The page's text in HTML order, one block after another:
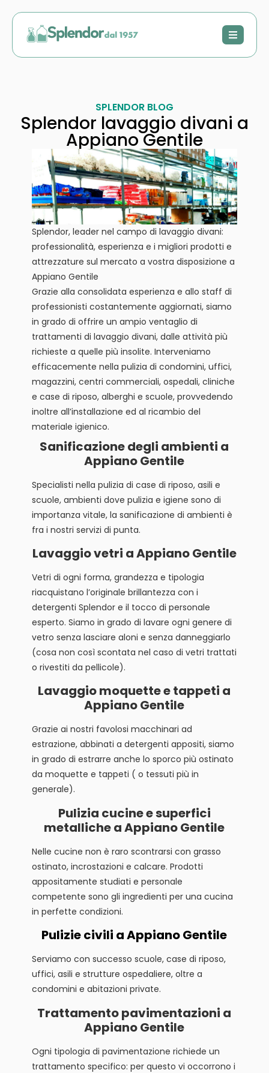
SPLENDOR BLOG
Splendor lavaggio divani a
Appiano Gentile
Splendor, leader nel campo di lavaggio divani:
professionalità, esperienza e i migliori prodotti e
attrezzature sul mercato a vostra disposizione a
Appiano Gentile
Grazie alla consolidata esperienza e allo staff di
professionisti costantemente aggiornati, siamo
in grado di offrire un ampio ventaglio di
trattamenti di lavaggio divani, dalle attività più
richieste a quelle più insolite. Interveniamo
efficacemente nella pulizia di condomini, uffici,
magazzini, centri commerciali, ospedali, cliniche
e case di riposo, alberghi e scuole, provvedendo
inoltre all’installazione ed al ricambio del
materiale igienico.
Sanificazione degli ambienti a
Appiano Gentile
Specialisti nella pulizia di case di riposo, asili e
scuole, ambienti dove pulizia e igiene sono di
importanza vitale, la sanificazione di ambienti è
fra i nostri servizi di punta.
Lavaggio vetri a Appiano Gentile
Vetri di ogni forma, grandezza e tipologia
riacquistano l’originale brillantezza con i
detergenti Splendor e il tocco di personale
esperto. Siamo in grado di lavare ogni genere di
vetro senza lasciare aloni e senza danneggiarlo
(cosa non così scontata nel caso di vetri trattati
o rivestiti da pellicole).
Lavaggio moquette e tappeti a
Appiano Gentile
Grazie ai nostri favolosi macchinari ad
estrazione, abbinati a detergenti appositi, siamo
in grado di estrarre anche lo sporco più ostinato
da moquette e tappeti ( o tessuti più in
generale).
Pulizia cucine e superfici
metalliche a Appiano Gentile
Nelle cucine non è raro scontrarsi con grasso
ostinato, incrostazioni e calcare. Prodotti
appositamente studiati e personale
competente sono gli ingredienti per una cucina
in perfette condizioni.
Pulizie civili a Appiano Gentile
Serviamo con successo scuole, case di riposo,
uffici, asili e strutture ospedaliere, oltre a
condomini e abitazioni private.
Trattamento pavimentazioni a
Appiano Gentile
Ogni tipologia di pavimentazione richiede un
trattamento specifico: per questo vi occorrono i